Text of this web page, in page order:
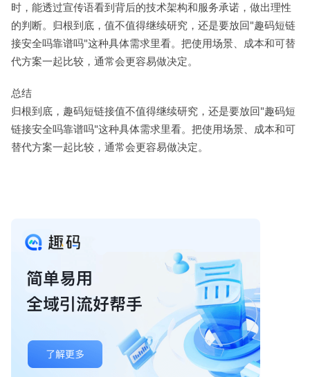
时，能透过宣传语看到背后的技术架构和服务承诺，做出理性
的判断。归根到底，值不值得继续研究，还是要放回"趣码短链
接安全吗靠谱吗"这种具体需求里看。把使用场景、成本和可替
代方案一起比较，通常会更容易做决定。
总结
归根到底，趣码短链接值不值得继续研究，还是要放回"趣码短
链接安全吗靠谱吗"这种具体需求里看。把使用场景、成本和可
替代方案一起比较，通常会更容易做决定。